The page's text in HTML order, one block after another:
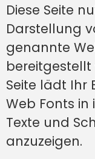
Diese Seite
Darstellung
genannte
bereitgestellt
Seite lädt Ihr
Web Fonts in
Texte und
anzuzeigen.